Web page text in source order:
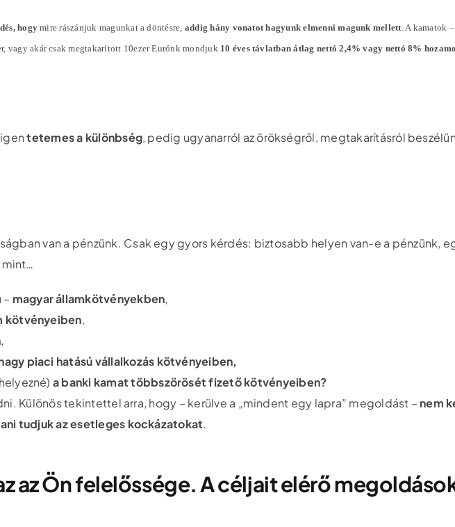
hogy mire rászánjuk magunkat a döntésre, addig hány vonatot hagyunk elmenni magunk mellett . A kamatok
vagy akár csak megtakarított 10ezer Eurónk mondjuk 10 éves távlatban átlag nettó 2,4% vagy nettó 8%
tetemes a különbség, pedig ugyanarról az örökségről, megtakarításról
van a pénzünk. Csak egy gyors kérdés: biztosabb helyen van-e a pénzünk,
mint…
magyar államkötvényekben,
kötvényeiben,
,
piaci hatású vállalkozás kötvényeiben,
a banki kamat többszörösét fizető kötvényeiben?
Különös tekintettel arra, hogy – kerülve a „mindent egy lapra” megoldást – nem
tudjuk az esetleges kockázatokat.
az Ön felelőssége. A céljait elérő